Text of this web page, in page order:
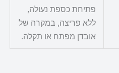
פתיחת כספת נעולה,
ללא פריצה, במקרה של
אובדן מפתח או תקלה.